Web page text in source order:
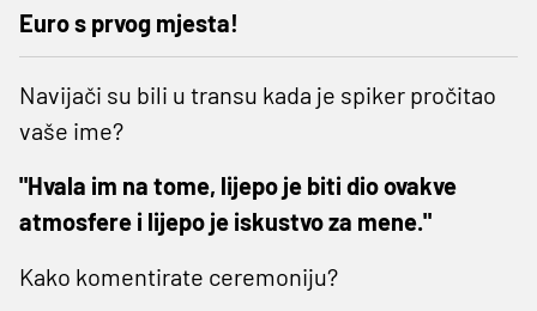
Euro s prvog mjesta!
Navijači su bili u transu kada je spiker pročitao
vaše ime?
"Hvala im na tome, lijepo je biti dio ovakve
atmosfere i lijepo je iskustvo za mene."
Kako komentirate ceremoniju?